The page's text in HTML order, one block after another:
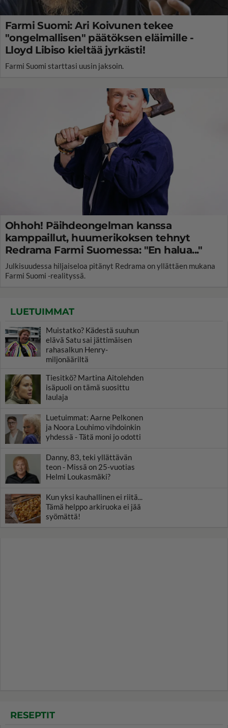
Farmi Suomi: Ari Koivunen tekee
"ongelmallisen" päätöksen eläimille -
Lloyd Libiso kieltää jyrkästi!
Farmi Suomi starttasi uusin jaksoin.
Ohhoh! Päihdeongelman kanssa
kamppaillut, huumerikoksen tehnyt
Redrama Farmi Suomessa: "En halua..."
Julkisuudessa hiljaiseloa pitänyt Redrama on yllättäen mukana
Farmi Suomi -realityssä.
LUETUIMMAT
Muistatko? Kädestä suuhun
elävä Satu sai jättimäisen
rahasalkun Henry-
miljonääriltä
Tiesitkö? Martina Aitolehden
isäpuoli on tämä suosittu
laulaja
Luetuimmat: Aarne Pelkonen
ja Noora Louhimo vihdoinkin
yhdessä - Tätä moni jo odotti
Danny, 83, teki yllättävän
teon - Missä on 25-vuotias
Helmi Loukasmäki?
Kun yksi kauhallinen ei riitä...
Tämä helppo arkiruoka ei jää
syömättä!
RESEPTIT